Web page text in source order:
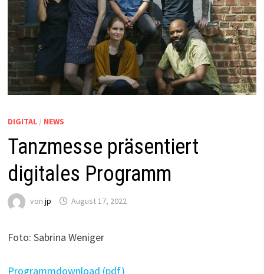
DIGITAL / NEWS
Tanzmesse präsentiert
digitales Programm
vonjp August 17, 2022
Foto: Sabrina Weniger
Programmdownload (pdf)